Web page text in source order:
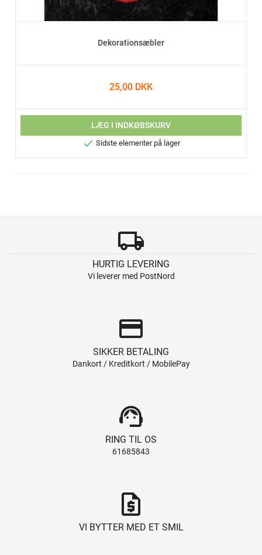
Dekorationsæbler
25,00 DKK
LÆG I INDKØBSKURV
 Sidste elementer på lager
local_shipping
HURTIG LEVERING
Vi leverer med PostNord
credit_card
SIKKER BETALING
Dankort / Kreditkort / MobilePay
support_agent
RING TIL OS
61685843
request_quote
VI BYTTER MED ET SMIL